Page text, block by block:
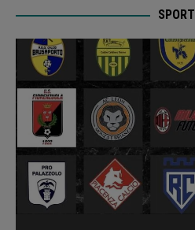
SPORT